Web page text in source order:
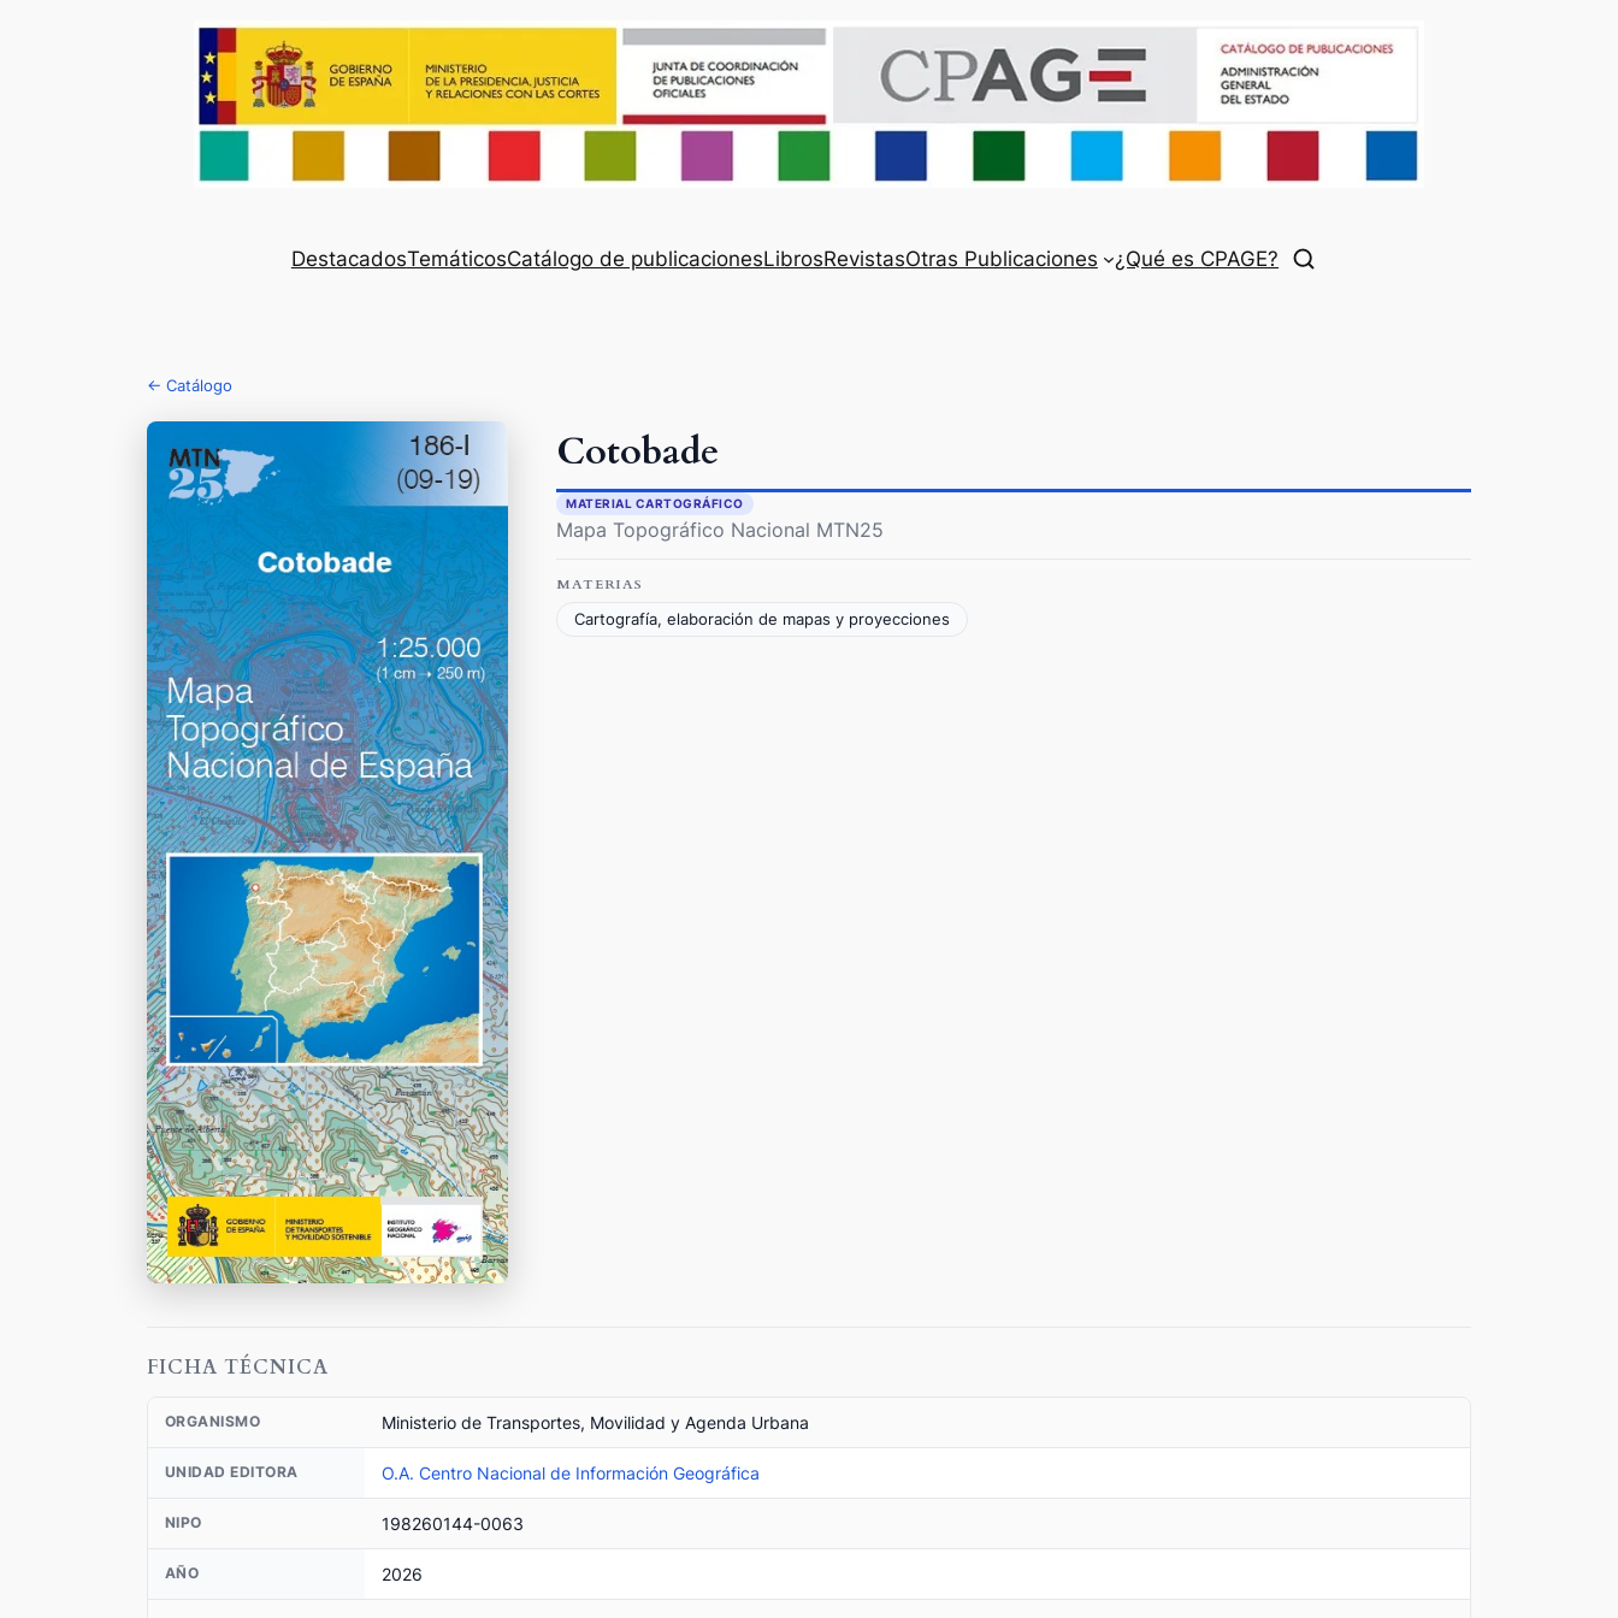
DestacadosTemáticosCatálogo de publicacionesLibrosRevistasOtras Publicaciones ¿Qué es CPAGE?
← Catálogo
Cotobade
MATERIAL CARTOGRÁFICO
Mapa Topográfico Nacional MTN25
MATERIAS
Cartografía, elaboración de mapas y proyecciones
FICHA TÉCNICA
ORGANISMO Ministerio de Transportes, Movilidad y Agenda Urbana
UNIDAD EDITORA O.A. Centro Nacional de Información Geográfica
NIPO 198260144-0063
AÑO 2026